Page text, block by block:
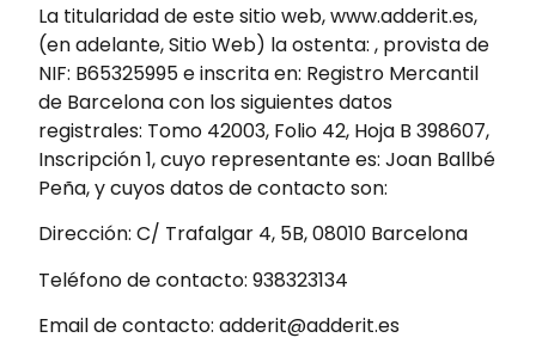
La titularidad de este sitio web, www.adderit.es,
(en adelante, Sitio Web) la ostenta: , provista de
NIF: B65325995 e inscrita en: Registro Mercantil
de Barcelona con los siguientes datos
registrales: Tomo 42003, Folio 42, Hoja B 398607,
Inscripción 1, cuyo representante es: Joan Ballbé
Peña, y cuyos datos de contacto son:
Dirección: C/ Trafalgar 4, 5B, 08010 Barcelona
Teléfono de contacto: 938323134
Email de contacto: adderit@adderit.es